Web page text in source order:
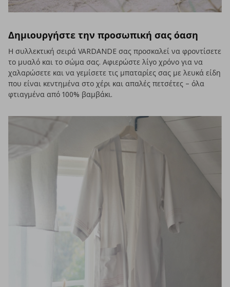
Δημιουργήστε την προσωπική σας όαση
Η συλλεκτική σειρά VARDANDE σας προσκαλεί να φροντίσετε
το μυαλό και το σώμα σας. Αφιερώστε λίγο χρόνο για να
χαλαρώσετε και να γεμίσετε τις μπαταρίες σας με λευκά είδη
που είναι κεντημένα στο χέρι και απαλές πετσέτες – όλα
φτιαγμένα από 100% βαμβάκι.